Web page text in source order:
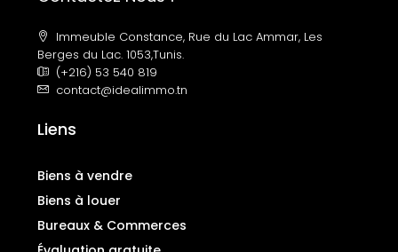
Immeuble Constance, Rue du Lac Ammar, Les
Berges du Lac. 1053,Tunis.
(+216) 53 540 819
contact@idealimmo.tn
Liens
Biens à vendre
Biens à louer
Bureaux & Commerces